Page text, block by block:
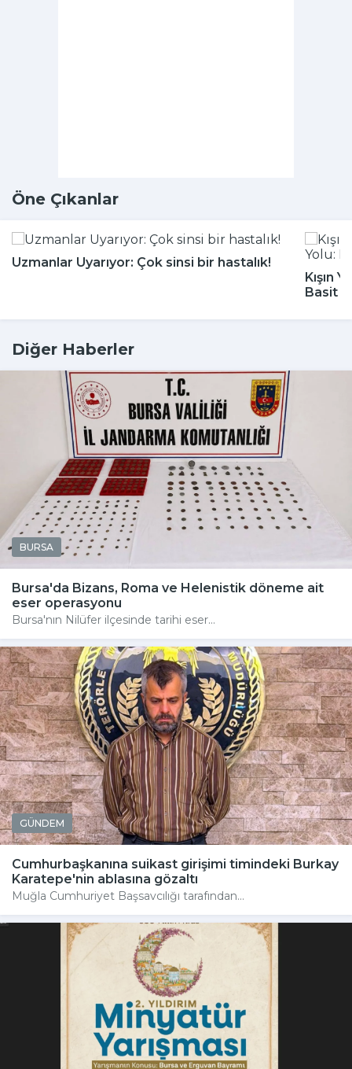
Öne Çıkanlar
Uzmanlar Uyarıyor: Çok sinsi bir hastalık!
Kışın
Basit
Diğer Haberler
BURSA
Bursa'da Bizans, Roma ve Helenistik döneme ait
eser operasyonu
Bursa'nın Nilüfer ilçesinde tarihi eser...
GÜNDEM
Cumhurbaşkanına suikast girişimi timindeki Burkay
Karatepe'nin ablasına gözaltı
Muğla Cumhuriyet Başsavcılığı tarafından...